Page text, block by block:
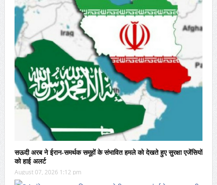
सऊदी अरब ने ईरान-समर्थक समूहों के संभावित हमले को देखते हुए सुरक्षा एजेंसियों
को हाई अलर्ट
August 07, 2026 1:12 pm